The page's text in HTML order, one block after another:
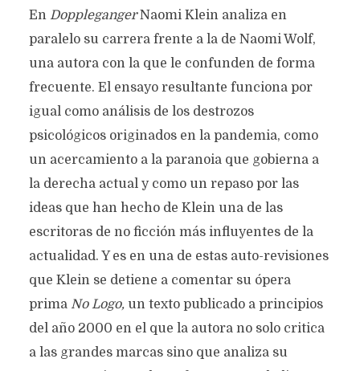
En DopplegangerNaomi Klein analiza en
paralelo su carrera frente a la de Naomi Wolf,
una autora con la que le confunden de forma
frecuente. El ensayo resultante funciona por
igual como análisis de los destrozos
psicológicos originados en la pandemia, como
un acercamiento a la paranoia que gobierna a
la derecha actual y como un repaso por las
ideas que han hecho de Klein una de las
escritoras de no ficción más influyentes de la
actualidad. Y es en una de estas auto-revisiones
que Klein se detiene a comentar su ópera
prima No Logo,un texto publicado a principios
del año 2000 en el que la autora no solo critica
a las grandes marcas sino que analiza su